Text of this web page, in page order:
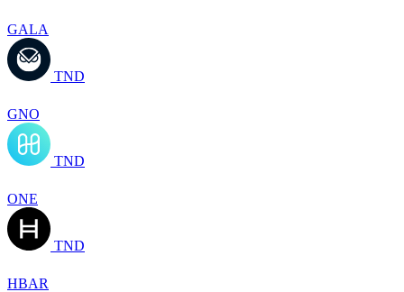
GALA
TND
GNO
TND
ONE
TND
HBAR